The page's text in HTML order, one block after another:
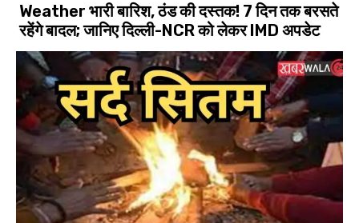
Weather भारी बारिश, ठंड की दस्तक! 7 दिन तक बरसते
रहेंगे बादल; जानिए दिल्ली-NCR को लेकर IMD अपडेट